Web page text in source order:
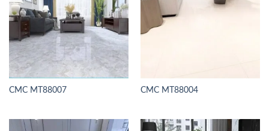
CMC MT88007 CMC MT88004